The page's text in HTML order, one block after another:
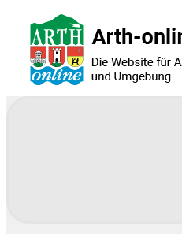
Hauptinhalt
springen